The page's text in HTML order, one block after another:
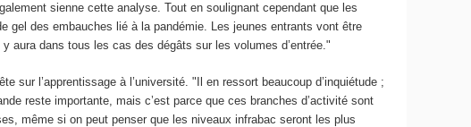
sienne cette analyse. Tout en soulignant cependant que les
gel des embauches lié à la pandémie. Les jeunes entrants vont être
aura dans tous les cas des dégâts sur les volumes d’entrée."
sur l’apprentissage à l’université. "Il en ressort beaucoup d’inquiétude ;
reste importante, mais c’est parce que ces branches d’activité sont
même si on peut penser que les niveaux infrabac seront les plus